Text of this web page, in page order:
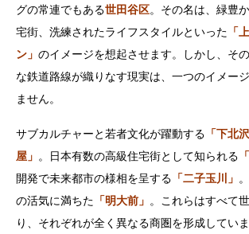
グの常連でもある世田谷区。その名は、緑豊
宅街、洗練されたライフスタイルといった 「
ン」 のイメージを想起させます。しかし、そ
な鉄道路線が織りなす現実は、一つのイメー
ません。
サブカルチャーと若者文化が躍動する 「下北沢
屋」 。日本有数の高級住宅街として知られる
開発で未来都市の様相を呈する 「二子玉川」
の活気に満ちた 「明大前」 。これらはすべて
り、それぞれが全く異なる商圏を形成していま